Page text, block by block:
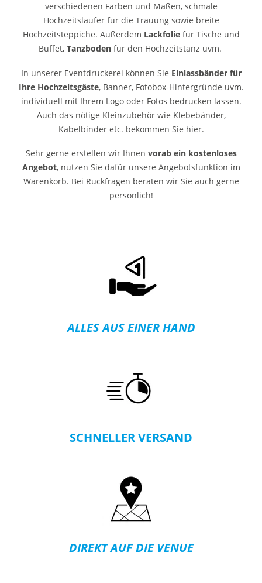
verschiedenen Farben und Maßen, schmale
Hochzeitsläufer für die Trauung sowie breite
Hochzeitsteppiche. Außerdem Lackfoliefür Tische und
Buffet, Tanzbodenfür den Hochzeitstanz uvm.
In unserer Eventdruckerei können Sie Einlassbänder für
Ihre Hochzeitsgäste, Banner, Fotobox-Hintergründe uvm.
individuell mit Ihrem Logo oder Fotos bedrucken lassen.
Auch das nötige Kleinzubehör wie Klebebänder,
Kabelbinder etc. bekommen Sie hier.
Sehr gerne erstellen wir Ihnen vorab ein kostenloses
Angebot, nutzen Sie dafür unsere Angebotsfunktion im
Warenkorb. Bei Rückfragen beraten wir Sie auch gerne
persönlich!
ALLES AUS EINER HAND
SCHNELLER VERSAND
DIREKT AUF DIE VENUE